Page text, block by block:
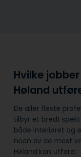
Hvilke
Høland
De aller fleste
tilbyr et bredt
både interiøret og
noen av de mest
Høland kan utføre: